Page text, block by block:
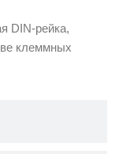
DIN-рейка,
клеммных